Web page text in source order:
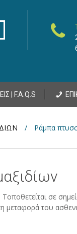
| F.A.Q.S
/ Ράμπα
σε
μεταφορά του